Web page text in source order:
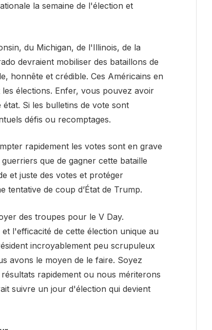
la semaine de l'élection et
du Michigan, de l'Illinois, de la
devraient mobiliser des bataillons de
honnête et crédible. Ces Américains en
élections. Enfer, vous pouvez avoir
Si les bulletins de vote sont
défis ou recomptages.
rapidement les votes sont en grave
que de gagner cette bataille
et juste des votes et protéger
tentative de coup d’État de Trump.
des troupes pour le V Day.
l'efficacité de cette élection unique au
incroyablement peu scrupuleux
avons le moyen de le faire. Soyez
rapidement ou nous mériterons
suivre un jour d'élection qui devient